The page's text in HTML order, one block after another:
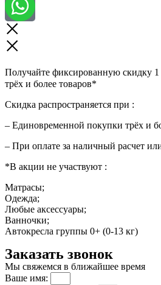
Получайте фиксированную скидку 1
трёх и более товаров*
Скидка распространяется при :
– Единовременной покупки трёх и
– При оплате за наличный расчет
*В акции не участвуют :
Матрасы;
Одежда;
Любые аксессуары;
Ванночки;
Автокресла группы 0+ (0-13 кг)
Заказать звонок
Мы свяжемся в ближайшее время
Ваше имя: